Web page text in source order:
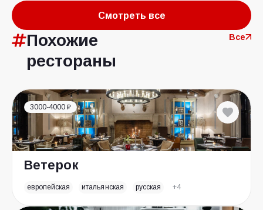
Смотреть все
Похожие
рестораны
Все
3000-4000 ₽
Ветерок
европейская итальянская русская +4